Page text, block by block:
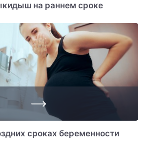
на раннем сроке
сроках беременности